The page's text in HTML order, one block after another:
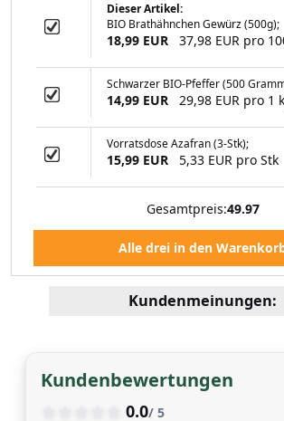
50 Gramm
Dieser Artikel:
BIO Brathähnchen Gewürz (500g);
18,99 EUR 37,98 EUR pro
Schwarzer BIO-Pfeffer (500
14,99 EUR 29,98 EUR pro 1
Vorratsdose Azafran (3-Stk);
15,99 EUR 5,33 EUR pro Stk
Gesamtpreis:49.97
Kundenmeinungen:
Kundenbewertungen
0.0/ 5